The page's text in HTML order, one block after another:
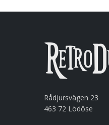
Rådjursvägen 23
463 72 Lödöse